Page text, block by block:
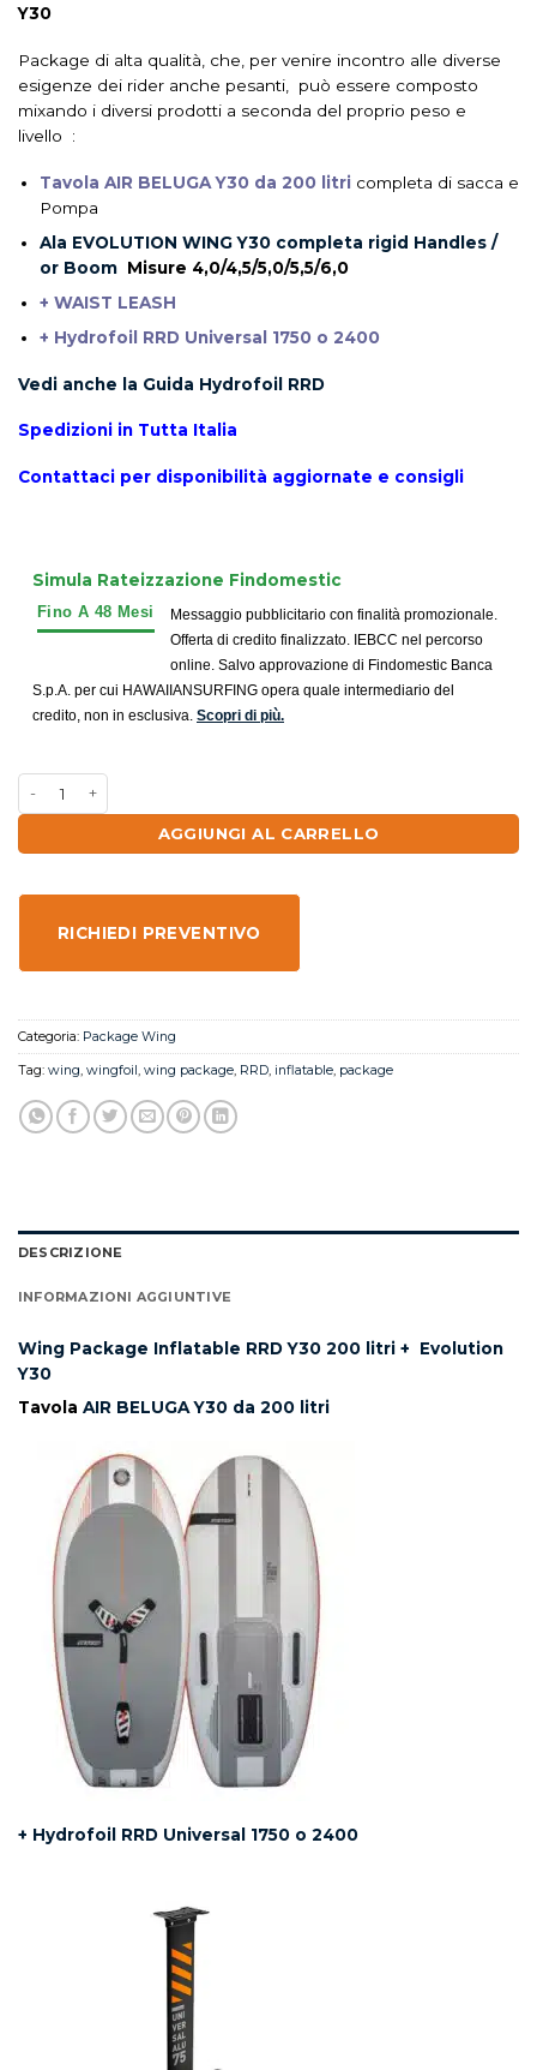
Y30
Package di alta qualità, che, per venire incontro alle diverse
esigenze dei rider anche pesanti, può essere composto
mixando i diversi prodotti a seconda del proprio peso e
livello :
Tavola AIR BELUGA Y30 da 200 litri completa di sacca e
Pompa
Ala EVOLUTION WING Y30 completa rigid Handles /
or Boom Misure 4,0/4,5/5,0/5,5/6,0
+ WAIST LEASH
+ Hydrofoil RRD Universal 1750 o 2400
Vedi anche la Guida Hydrofoil RRD
Spedizioni in Tutta Italia
Contattaci per disponibilità aggiornate e consigli
Simula Rateizzazione Findomestic
Messaggio pubblicitario con finalità promozionale.
Offerta di credito finalizzato. IEBCC nel percorso
online. Salvo approvazione di Findomestic Banca
S.p.A. per cui HAWAIIANSURFING opera quale intermediario del
credito, non in esclusiva. Scopri di più.
AGGIUNGI AL CARRELLO
RICHIEDI PREVENTIVO
Categoria: Package Wing
Tag: wing, wingfoil, wing package, RRD, inflatable, package
DESCRIZIONE
INFORMAZIONI AGGIUNTIVE
Wing Package Inflatable RRD Y30 200 litri + Evolution
Y30
Tavola AIR BELUGA Y30 da 200 litri
+ Hydrofoil RRD Universal 1750 o 2400